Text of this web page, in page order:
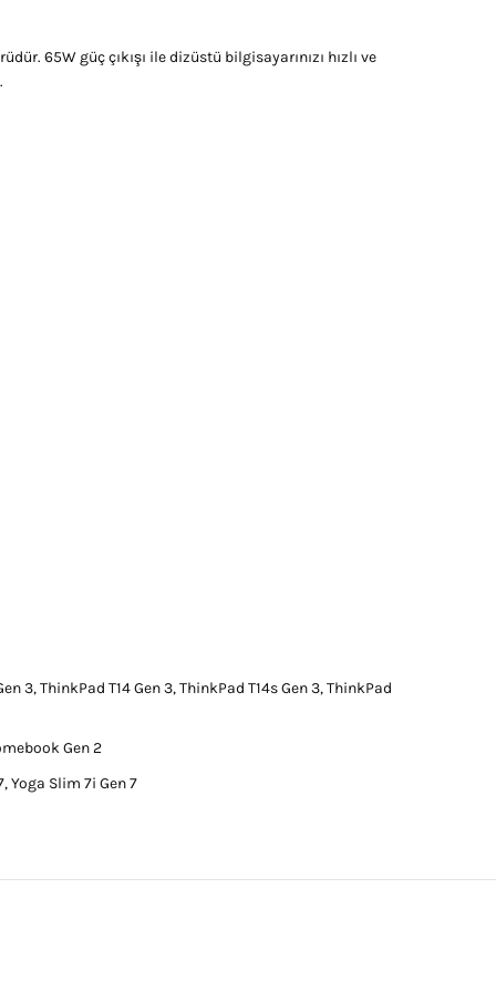
65W güç çıkışı ile dizüstü bilgisayarınızı hızlı ve
3, ThinkPad T14 Gen 3, ThinkPad T14s Gen 3, ThinkPad
Gen 2
Yoga Slim 7i Gen 7